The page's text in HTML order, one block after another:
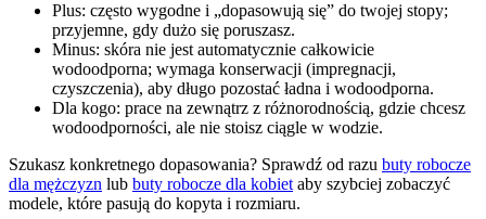
Plus: często wygodne i „dopasowują się” do twojej stopy;
przyjemne, gdy dużo się poruszasz.
Minus: skóra nie jest automatycznie całkowicie
wodoodporna; wymaga konserwacji (impregnacji,
czyszczenia), aby długo pozostać ładna i wodoodporna.
Dla kogo: prace na zewnątrz z różnorodnością, gdzie chcesz
wodoodporności, ale nie stoisz ciągle w wodzie.
Szukasz konkretnego dopasowania? Sprawdź od razu buty robocze
dla mężczyzn lub buty robocze dla kobiet aby szybciej zobaczyć
modele, które pasują do kopyta i rozmiaru.